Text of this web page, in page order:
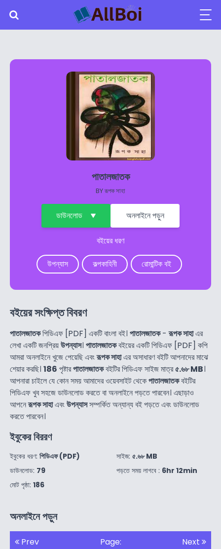
পাতালজাতক
BYরূপক সাহা
ডাউনলোড অনলাইনে পড়ুন
বইয়ের ধরণ
উপন্যাস কল্পকাহিনী রোমান্টিক বই
বইয়ের সংক্ষিপ্ত বিবরণ
পাতালজাতকপিডিএফ [PDF] একটি বাংলা বই। পাতালজাতক-রূপক সাহাএর
লেখা একটি জনপ্রিয়উপন্যাস। পাতালজাতকবইয়ের একটি পিডিএফ [PDF] কপি
আমরা অনলাইনে খুজে পেয়েছি এবংরূপক সাহাএর অসাধারণ বইটি আপনাদের মাঝে
শেয়ার করছি। 186 পৃষ্টারপাতালজাতকবইটির পিডিএফ সাইজ মাত্র৫.৬৮ MB।
আপনারা চাইলে যে কোন সময় আমাদের ওয়েবসাইট থেকেপাতালজাতকবইটির
পিডিএফ খুব সহজে ডাউনলোড করতে বা অনলাইনে পড়তে পারবেন। এছাড়াও
আপনেরূপক সাহাএবংউপন্যাসসম্পর্কিত অন্যান্য বই পড়তে এবং ডাউনলোড
করতে পারবেন।
ইবুকের বিররণ
ইবুকের ধরণ: পিডিএফ (PDF)
ডাউনলোড: 79
মোট পৃষ্ঠা: 186
সাইজ: ৫.৬৮ MB
পড়তে সময় লাগবে : 6hr 12min
অনলাইনে পড়ুন
Prev Page: Next